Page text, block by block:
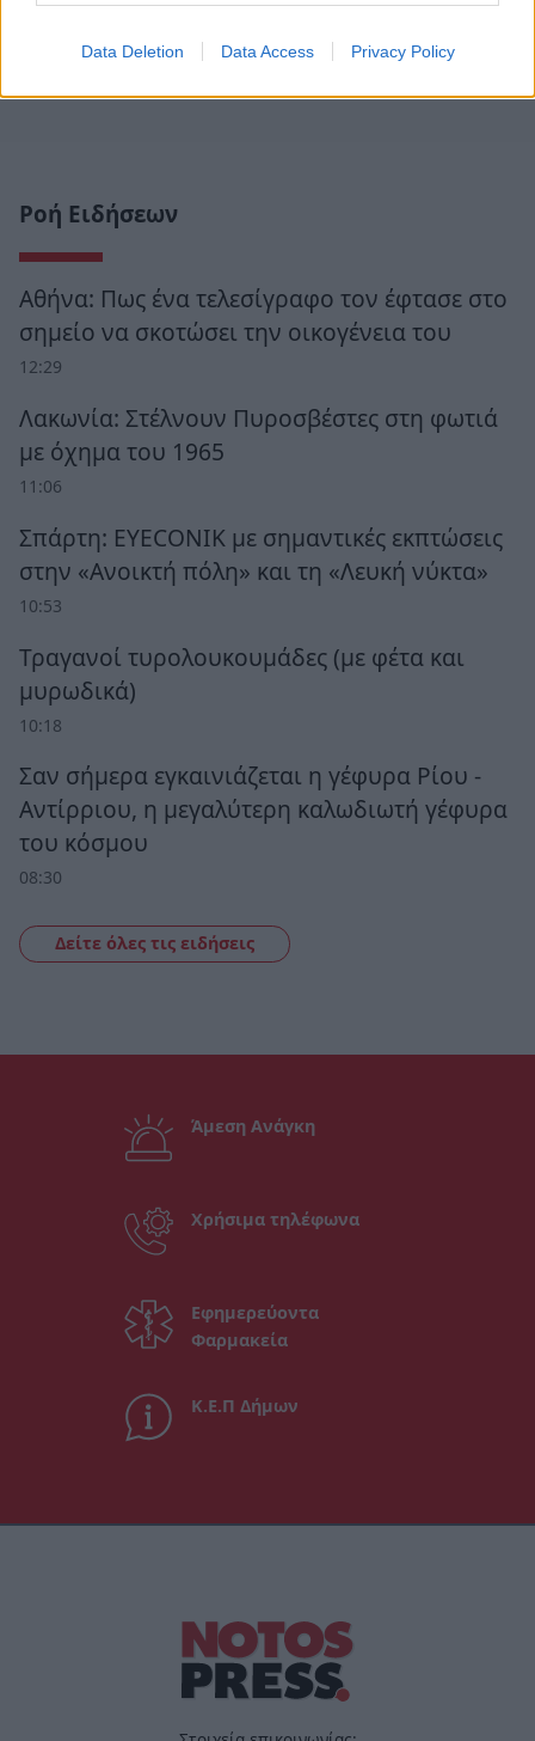
Data Deletion Data Access Privacy Policy
Ροή Ειδήσεων
Αθήνα: Πως ένα τελεσίγραφο τον έφτασε στο
σημείο να σκοτώσει την οικογένεια του
12:29
Λακωνία: Στέλνουν Πυροσβέστες στη φωτιά
με όχημα του 1965
11:06
Σπάρτη: EYECONIK με σημαντικές εκπτώσεις
στην «Ανοικτή πόλη» και τη «Λευκή νύκτα»
10:53
Τραγανοί τυρολουκουμάδες (με φέτα και
μυρωδικά)
10:18
Σαν σήμερα εγκαινιάζεται η γέφυρα Ρίου -
Αντίρριου, η μεγαλύτερη καλωδιωτή γέφυρα
του κόσμου
08:30
Δείτε όλες τις ειδήσεις
Άμεση Ανάγκη
Χρήσιμα τηλέφωνα
Εφημερεύοντα
Φαρμακεία
Κ.Ε.Π Δήμων